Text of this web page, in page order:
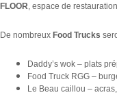
FLOOR, espace de
De nombreux Food Trucks
Daddy’s wok – plats
Food Truck RGG –
Le Beau caillou –